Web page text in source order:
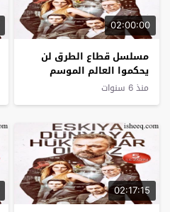
02:00:00
مسلسل قطاع الطرق لن
يحكموا العالم الموسم
الخامس الحلقة 20
منذ 6 سنوات
02:17:15